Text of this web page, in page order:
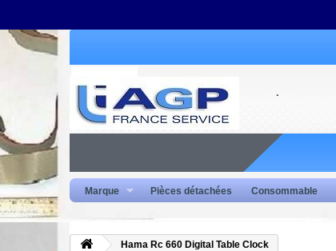
Marque Pièces détachées Consommable
Hama Rc 660 Digital Table Clock